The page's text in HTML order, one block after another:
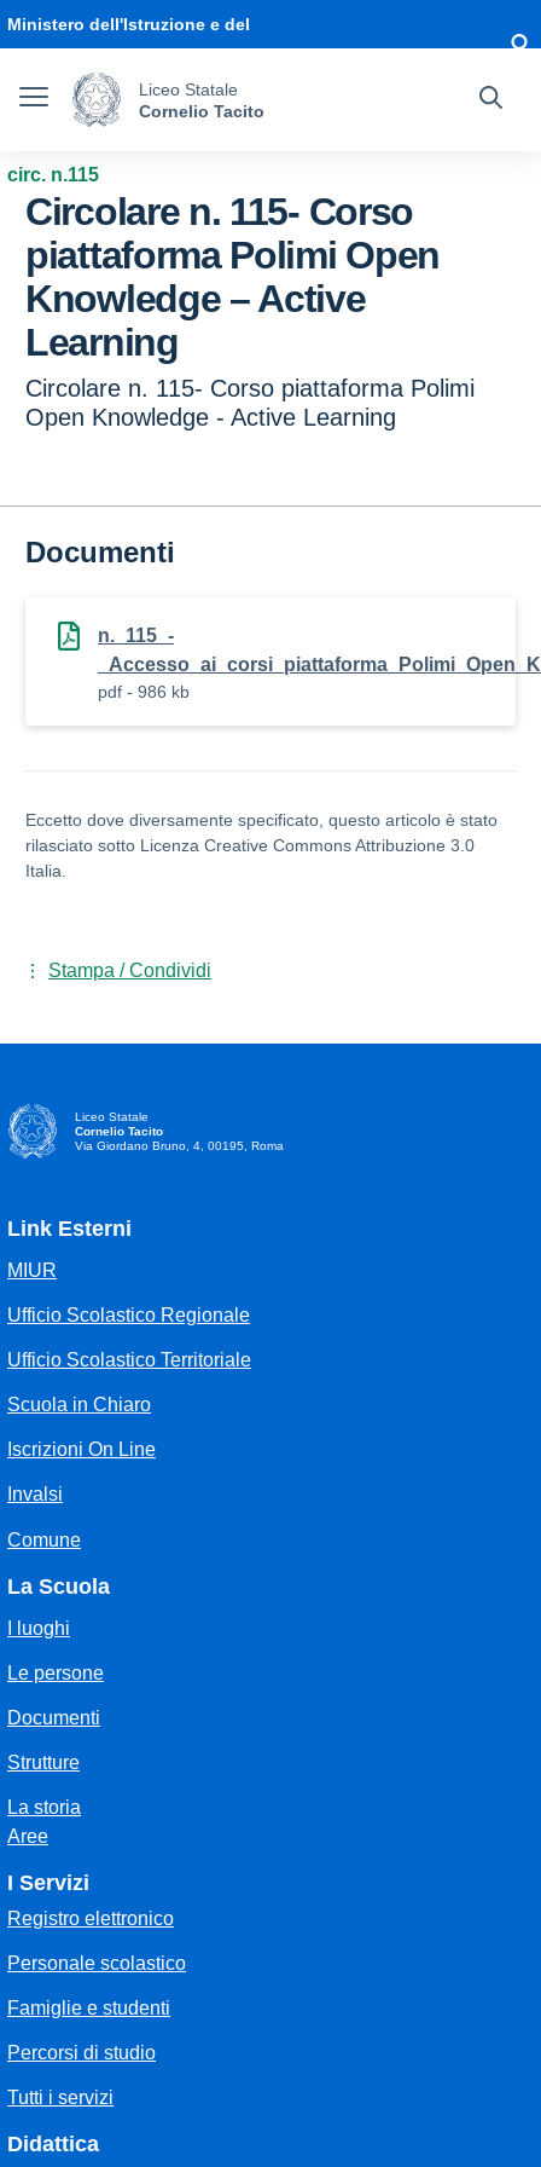
Ministero dell'Istruzione e del
Liceo Statale
Cornelio Tacito
circ. n.115
Circolare n. 115- Corso
piattaforma Polimi Open
Knowledge – Active
Learning
Circolare n. 115- Corso piattaforma Polimi
Open Knowledge - Active Learning
Documenti
n._115_-
pdf - 986 kb
Eccetto dove diversamente specificato, questo articolo è stato
rilasciato sotto Licenza Creative Commons Attribuzione 3.0
Italia.
Stampa / Condividi
Liceo Statale
Cornelio Tacito
Via Giordano Bruno, 4, 00195, Roma
Link Esterni
MIUR
Ufficio Scolastico Regionale
Ufficio Scolastico Territoriale
Scuola in Chiaro
Iscrizioni On Line
Invalsi
Comune
La Scuola
I luoghi
Le persone
Documenti
Strutture
La storia
Aree
I Servizi
Registro elettronico
Personale scolastico
Famiglie e studenti
Percorsi di studio
Tutti i servizi
Didattica